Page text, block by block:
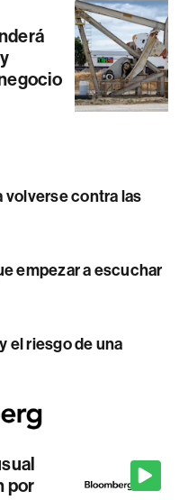
volverse contra las
empezar a escuchar
el riesgo de una
por